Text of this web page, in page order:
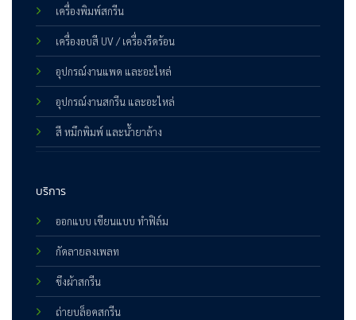
เครื่องพิมพ์สกรีน
เครื่องอบสี UV / เครื่องรีดร้อน
อุปกรณ์งานแพด และอะไหล่
อุปกรณ์งานสกรีน และอะไหล่
สี หมึกพิมพ์ และน้ำยาล้าง
บริการ
ออกแบบ เขียนแบบ ทำฟิล์ม
กัดลายลงเพลท
ขึงผ้าสกรีน
ถ่ายบล็อคสกรีน